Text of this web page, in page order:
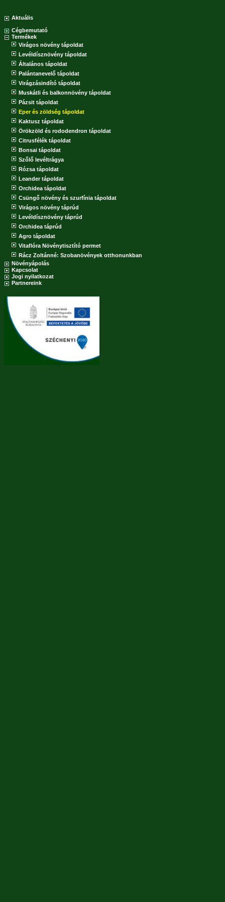
Aktuális
Cégbemutató
Termékek
Virágos növény tápoldat
Levéldísznövény tápoldat
Általános tápoldat
Palántanevelő tápoldat
Virágzásindító tápoldat
Muskátli és balkonnövény tápoldat
Pázsit tápoldat
Eper és zöldség tápoldat
Kaktusz tápoldat
Örökzöld és rododendron tápoldat
Citrusfélék tápoldat
Bonsai tápoldat
Szőlő levéltrágya
Rózsa tápoldat
Leander tápoldat
Orchidea tápoldat
Csüngő növény és szurfínia tápoldat
Virágos növény táprúd
Levéldísznövény táprúd
Orchidea táprúd
Agro tápoldat
Vitaflóra Növénytisztító permet
Rácz Zoltánné: Szobanövények otthonunkban
Növényápolás
Kapcsolat
Jogi nyilatkozat
Partnereink